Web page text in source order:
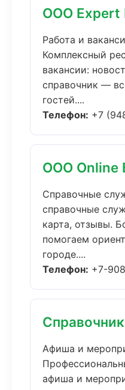
ООО Expert
Работа и
Комплексный
вакансии:
справочник —
гостей....
Телефон: +7
ООО Online
Справочные
справочные
карта, отзывы.
помогаем
городе....
Телефон: +7-
Афиша и
афиша и